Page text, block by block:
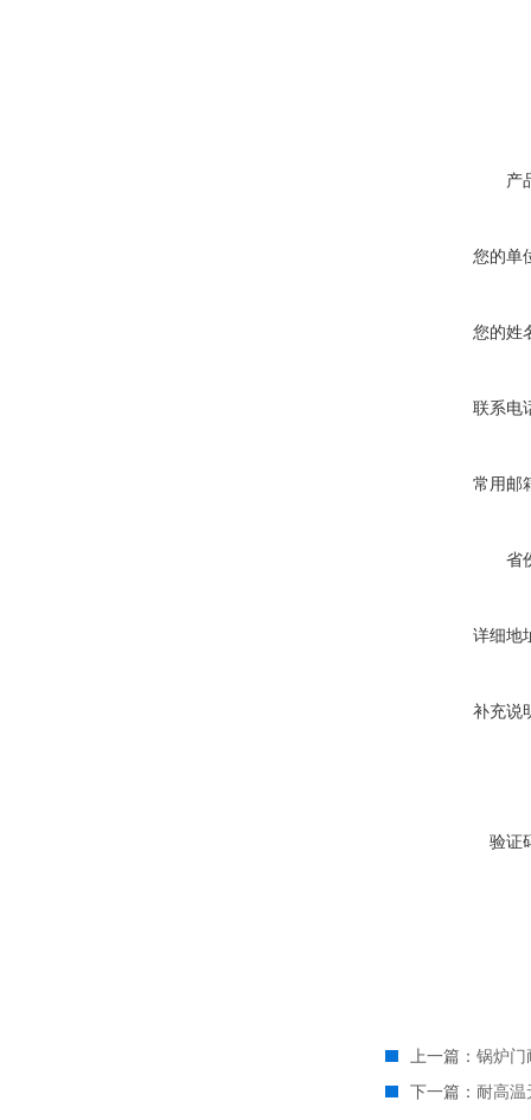
产
您的单
您的姓
联系电
常用邮
省
详细地
补充说
验证
上一篇： 锅炉门
下一篇： 耐高温